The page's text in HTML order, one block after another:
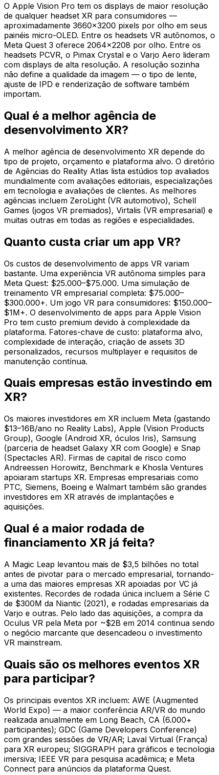
O Apple Vision Pro tem os displays de maior resolução
de qualquer headset XR para consumidores —
aproximadamente 3660×3200 pixels por olho em seus
painéis micro-OLED. Entre os headsets VR autônomos, o
Meta Quest 3 oferece 2064×2208 por olho. Entre os
headsets PCVR, o Pimax Crystal e o Varjo Aero lideram
com displays de alta resolução. A resolução sozinha
não define a qualidade da imagem — o tipo de lente,
ajuste de IPD e renderização de software também
importam.
Qual é a melhor agência de
desenvolvimento XR?
A melhor agência de desenvolvimento XR depende do
tipo de projeto, orçamento e plataforma alvo. O diretório
de Agências do Reality Atlas lista estúdios top avaliados
mundialmente com avaliações editoriais, especializações
em tecnologia e avaliações de clientes. As melhores
agências incluem ZeroLight (VR automotivo), Schell
Games (jogos VR premiados), Virtalis (VR empresarial) e
muitas outras em todas as regiões e especialidades.
Quanto custa criar um app VR?
Os custos de desenvolvimento de apps VR variam
bastante. Uma experiência VR autônoma simples para
Meta Quest: $25.000–$75.000. Uma simulação de
treinamento VR empresarial completa: $75.000–
$300.000+. Um jogo VR para consumidores: $150.000–
$1M+. O desenvolvimento de apps para Apple Vision
Pro tem custo premium devido à complexidade da
plataforma. Fatores-chave de custo: plataforma alvo,
complexidade de interação, criação de assets 3D
personalizados, recursos multiplayer e requisitos de
manutenção contínua.
Quais empresas estão investindo em
XR?
Os maiores investidores em XR incluem Meta (gastando
$13–16B/ano no Reality Labs), Apple (Vision Products
Group), Google (Android XR, óculos Iris), Samsung
(parceria de headset Galaxy XR com Google) e Snap
(Spectacles AR). Firmas de capital de risco como
Andreessen Horowitz, Benchmark e Khosla Ventures
apoiaram startups XR. Empresas empresariais como
PTC, Siemens, Boeing e Walmart também são grandes
investidores em XR através de implantações e
aquisições.
Qual é a maior rodada de
financiamento XR já feita?
A Magic Leap levantou mais de $3,5 bilhões no total
antes de pivotar para o mercado empresarial, tornando-
a uma das maiores empresas XR apoiadas por VC já
existentes. Recordes de rodada única incluem a Série C
de $300M da Niantic (2021), e rodadas empresariais da
Varjo e outras. Pelo lado das aquisições, a compra da
Oculus VR pela Meta por ~$2B em 2014 continua sendo
o negócio marcante que desencadeou o investimento
VR mainstream.
Quais são os melhores eventos XR
para participar?
Os principais eventos XR incluem: AWE (Augmented
World Expo) — a maior conferência AR/VR do mundo
realizada anualmente em Long Beach, CA (6.000+
participantes); GDC (Game Developers Conference)
com grandes sessões de VR/AR; Laval Virtual (França)
para XR europeu; SIGGRAPH para gráficos e tecnologia
imersiva; IEEE VR para pesquisa acadêmica; e Meta
Connect para anúncios da plataforma Quest.